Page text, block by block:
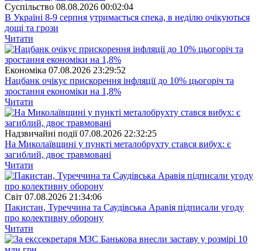
Суспiльство 08.08.2026 00:02:04
В Україні 8-9 серпня утримається спека, в неділю очікуються
дощі та грози
Читати
Економіка 07.08.2026 23:29:52
Нацбанк очікує прискорення інфляції до 10% цьогоріч та
зростання економіки на 1,8%
Читати
Надзвичайні події 07.08.2026 22:32:25
На Миколаївщині у пункті металобрухту стався вибух: є
загиблий, двоє травмовані
Читати
Свiт 07.08.2026 21:34:06
Пакистан, Туреччина та Саудівська Аравія підписали угоду
про колективну оборону
Читати